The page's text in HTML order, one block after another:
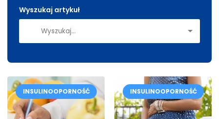
Wyszukaj artykuł
INSULINOOPORNOŚĆ INSULINOOPORNOŚĆ